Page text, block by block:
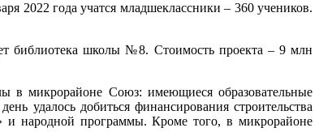
2022 года учатся младшеклассники – 360 учеников.
библиотека школы №8. Стоимость проекта – 9 млн
в микрорайоне Союз: имеющиеся образовательные
удалось добиться финансирования строительства
и народной программы. Кроме того, в микрорайоне